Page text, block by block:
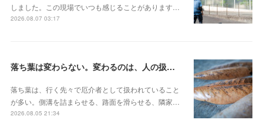
しました。この現場でいつも感じることがあります…
2026.08.07 03:17
落ち葉は変わらない。変わるのは、人の扱いのほう
落ち葉は、行く先々で厄介者として扱われていること
が多い。側溝を詰まらせる、路面を滑らせる、隣家…
2026.08.05 21:34